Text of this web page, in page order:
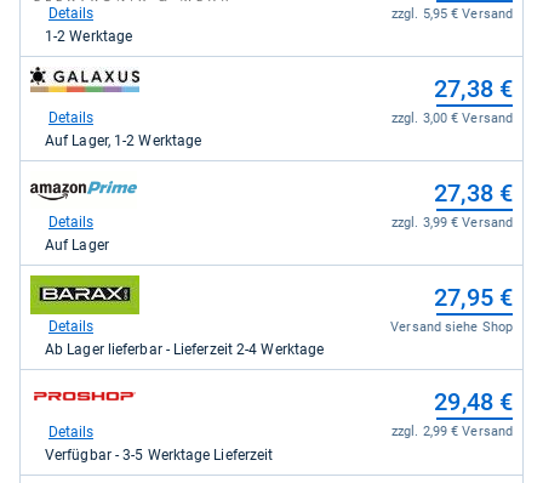
JB-
für
26,09
zzgl. 5,95 € Versand
Details
1-2 Werktage
zum
Shop:
galaxus
kaufen.
27,38 €
zzgl. 3,00 € Versand
Details
Auf Lager, 1-2 Werktage
zum
Shop:
Amazon.de
27,38
kaufen.
27,38 €
zzgl. 3,99 € Versand
Details
Auf Lager
zum
Shop:
barax
kaufen.
27,95 €
Versand siehe Shop
Details
Ab Lager lieferbar - Lieferzeit 2-4 Werktage
zum
Proshop.de
29,48 €
zzgl. 2,99 € Versand
Details
Verfügbar - 3-5 Werktage Lieferzeit